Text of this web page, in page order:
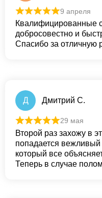
9 апреля
Квалифицированные
добросовестно и
Спасибо за отличную
Д Дмитрий С.
29 мая
Второй раз захожу в
попадается вежливый
который все
Теперь в случае